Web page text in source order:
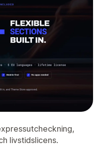
livstidslicens.